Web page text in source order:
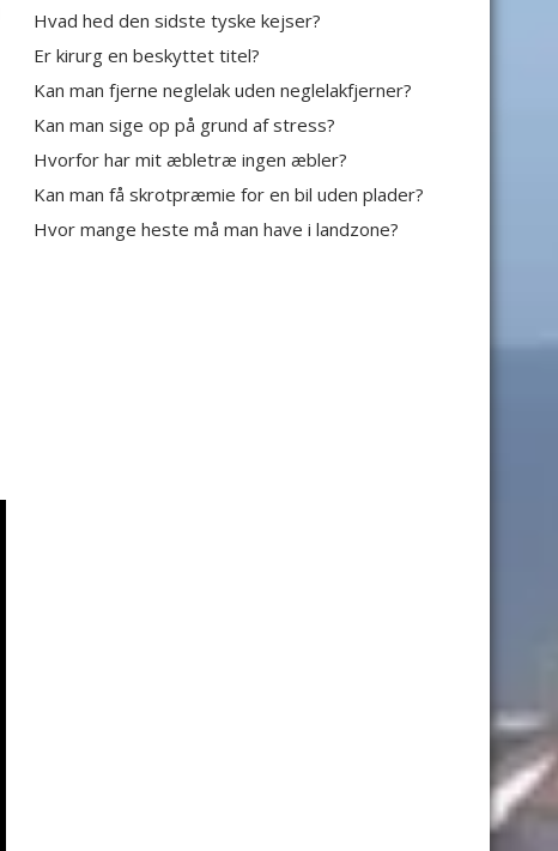
Hvad hed den sidste tyske kejser?
Er kirurg en beskyttet titel?
Kan man fjerne neglelak uden neglelakfjerner?
Kan man sige op på grund af stress?
Hvorfor har mit æbletræ ingen æbler?
Kan man få skrotpræmie for en bil uden plader?
Hvor mange heste må man have i landzone?